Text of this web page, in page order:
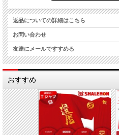
返品についての詳細はこちら
お問い合わせ
友達にメールですすめる
おすすめ